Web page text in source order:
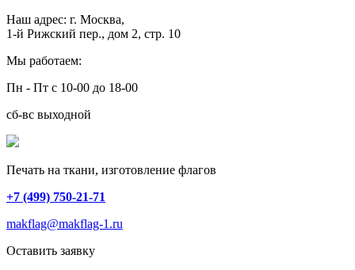
Наш адрес: г. Москва,
1-й Рижский пер., дом 2, стр. 10
Мы работаем:
Пн - Пт с 10-00 до 18-00
сб-вс выходной
Печать на ткани, изготовление флагов
+7 (499) 750-21-71
makflag@makflag-1.ru
Оставить заявку